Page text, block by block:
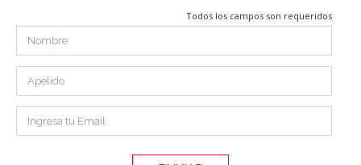
Todos los campos son requeridos